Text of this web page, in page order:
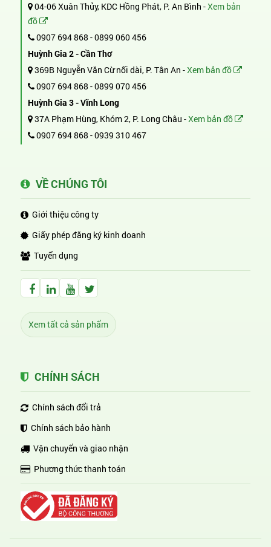
04-06 Xuân Thủy, KDC Hồng Phát, P. An Bình -Xem bản
đồ
0907 694 868 -0899 060 456
Huỳnh Gia 2 - Cần Thơ
369B Nguyễn Văn Cừ nối dài, P. Tân An -Xem bản đồ
0907 694 868 -0899 070 456
Huỳnh Gia 3 - Vĩnh Long
37A Phạm Hùng, Khóm 2, P. Long Châu -Xem bản đồ
0907 694 868 -0939 310 467
VỀ CHÚNG TÔI
Giới thiệu công ty
Giấy phép đăng ký kinh doanh
Tuyển dụng
Facebook Huỳnh Gia Alpha
LinkedIn Huỳnh Gia Alpha
YouTube Huỳnh Gia Alpha
Twitter Huỳnh Gia Alpha
Xem tất cả sản phẩm
CHÍNH SÁCH
Chính sách đổi trả
Chính sách bảo hành
Vận chuyển và giao nhận
Phương thức thanh toán